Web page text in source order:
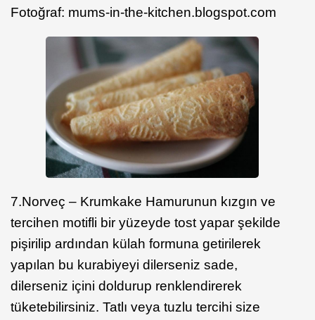
Fotoğraf: mums-in-the-kitchen.blogspot.com
7.Norveç – Krumkake Hamurunun kızgın ve
tercihen motifli bir yüzeyde tost yapar şekilde
pişirilip ardından külah formuna getirilerek
yapılan bu kurabiyeyi dilerseniz sade,
dilerseniz içini doldurup renklendirerek
tüketebilirsiniz. Tatlı veya tuzlu tercihi size